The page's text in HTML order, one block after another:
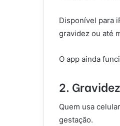
Disponível para
gravidez ou até
O app ainda
2.
Quem usa
gestação.